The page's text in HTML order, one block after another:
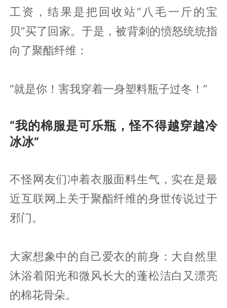
工资，结果是把回收站“八毛一斤的宝
贝”买了回家。于是，被背刺的愤怒统统指
向了聚酯纤维：
“就是你！害我穿着一身塑料瓶子过冬！”
“我的棉服是可乐瓶，怪不得越穿越冷
冰冰”
不怪网友们冲着衣服面料生气，实在是最
近互联网上关于聚酯纤维的身世传说过于
邪门。
大家想象中的自己爱衣的前身：大自然里
沐浴着阳光和微风长大的蓬松洁白又漂亮
的棉花骨朵。